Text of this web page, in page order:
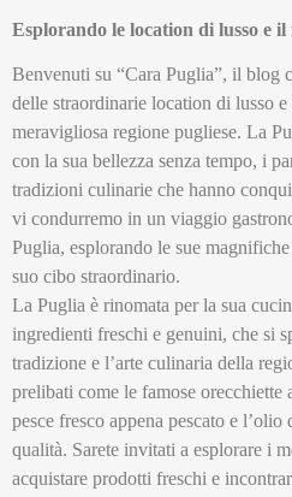
Esplorando le location di lusso e
Benvenuti su “Cara Puglia”, il blog
delle straordinarie location di lusso
meravigliosa regione pugliese. La
con la sua bellezza senza tempo, i
tradizioni culinarie che hanno
vi condurremo in un viaggio
Puglia, esplorando le sue
suo cibo straordinario.
La Puglia è rinomata per la sua
ingredienti freschi e genuini, che si
tradizione e l’arte culinaria della
prelibati come le famose
pesce fresco appena pescato e
qualità. Sarete invitati a esplorare i
acquistare prodotti freschi e